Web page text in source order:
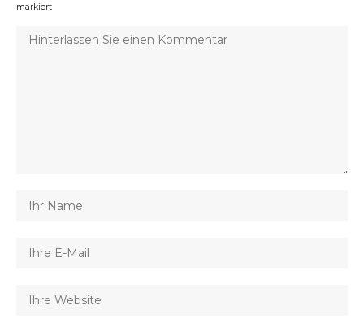
markiert